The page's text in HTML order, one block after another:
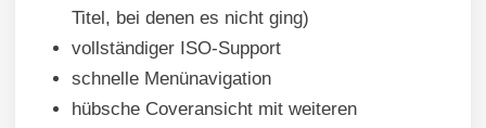
Titel, bei denen es nicht ging)
vollständiger ISO-Support
schnelle Menünavigation
hübsche Coveransicht mit weiteren